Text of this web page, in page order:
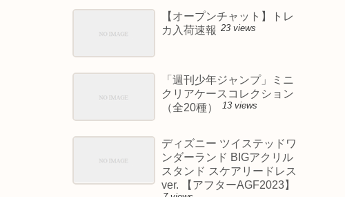
【オープンチャット】トレ
カ入荷速報 23 views
「週刊少年ジャンプ」ミニ
クリアケースコレクション
（全20種）
13 views
ディズニー ツイステッドワ
ンダーランド BIGアクリル
スタンド スケアリードレス
ver. 【アフターAGF2023】